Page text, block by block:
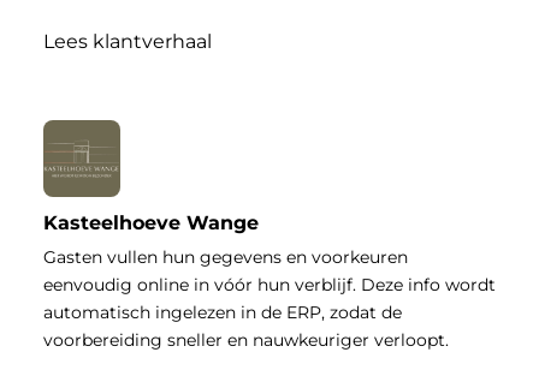
Lees klantverhaal
Kasteelhoeve Wange
Gasten vullen hun gegevens en voorkeuren
eenvoudig online in vóór hun verblijf. Deze info wordt
automatisch ingelezen in de ERP, zodat de
voorbereiding sneller en nauwkeuriger verloopt.